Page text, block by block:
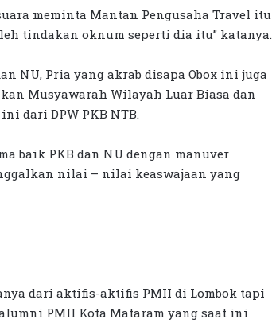
meminta Mantan Pengusaha Travel itu
tindakan oknum seperti dia itu” katanya.
NU, Pria yang akrab disapa Obox ini juga
Musyawarah Wilayah Luar Biasa dan
dari DPW PKB NTB.
baik PKB dan NU dengan manuver
nilai – nilai keaswajaan yang
dari aktifis-aktifis PMII di Lombok tapi
PMII Kota Mataram yang saat ini